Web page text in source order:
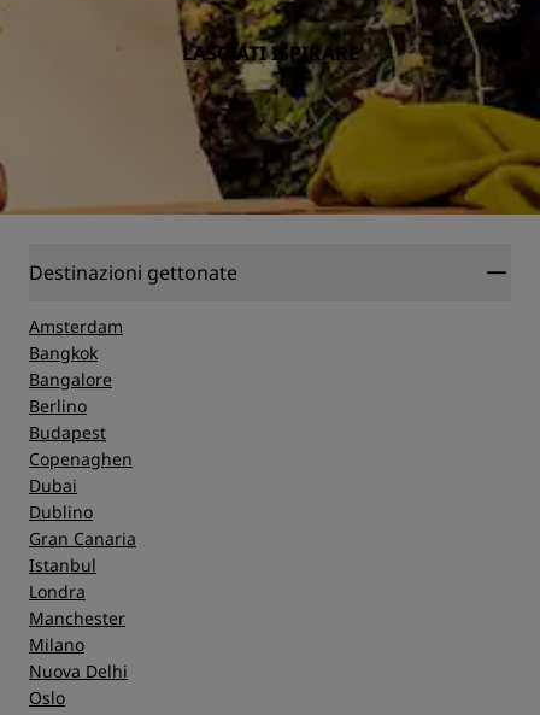
LASCIATI ISPIRARE
Destinazioni gettonate
Amsterdam
Bangkok
Bangalore
Berlino
Budapest
Copenaghen
Dubai
Dublino
Gran Canaria
Istanbul
Londra
Manchester
Milano
Nuova Delhi
Oslo